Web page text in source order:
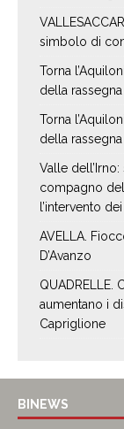
simbolo di
Torna
della
Torna
della
Valle
compagno
l’intervento
AVELLA.
D’Avanzo
QUADRELLE.
aumentano i
Capriglione
BINEWS